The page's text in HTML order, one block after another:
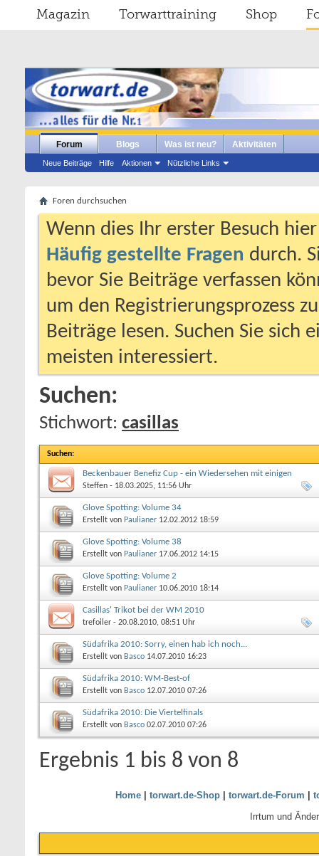
Magazin Torwarttraining Shop
Forum
Neue Beiträge Hilfe Aktionen Nützliche Links
Blogs Was ist neu? Aktivitäten
Foren durchsuchen
Wenn dies Ihr erster Besuch
Häufig gestellte Fragen durch.
bevor Sie Beiträge verfassen
um den Registrierungsprozess
Beiträge lesen. Suchen Sie sich
meisten interessiert.
Suchen:
Stichwort: casillas
Suchen:
Beckenbauer Benefiz Cup - ein Wiedersehen mit einigen
Veteranen
Steffen - 18.03.2025, 11:56 Uhr
Glove Spotting: Volume 34
Erstellt von Paulianer 12.02.2012 18:59
Glove Spotting: Volume 38
Erstellt von Paulianer 17.06.2012 14:15
Glove Spotting: Volume 2
Erstellt von Paulianer 10.06.2010 18:14
Casillas' Trikot bei der WM 2010
trefoiler - 20.08.2010, 08:51 Uhr
Südafrika 2010: Sorry, einen hab ich noch...
Erstellt von Basco 14.07.2010 16:23
Südafrika 2010: WM-Best-of
Erstellt von Basco 12.07.2010 07:26
Südafrika 2010: Die Viertelfinals
Erstellt von Basco 02.07.2010 07:26
Ergebnis 1 bis 8 von 8
Home| torwart.de-Shop| torwart.de-Forum
Irrtum und